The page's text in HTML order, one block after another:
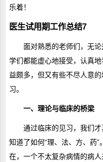
乐着！
医生试用期工作总结7
面对熟悉的老师们，无
学们都能虚心地接受，认真
益颇多，但又有些不尽人意
习。
一、理论与临床的桥梁
通过临床的见习，我们才
知道了如何“理、法、方、药
在，一个不太复杂病情的病